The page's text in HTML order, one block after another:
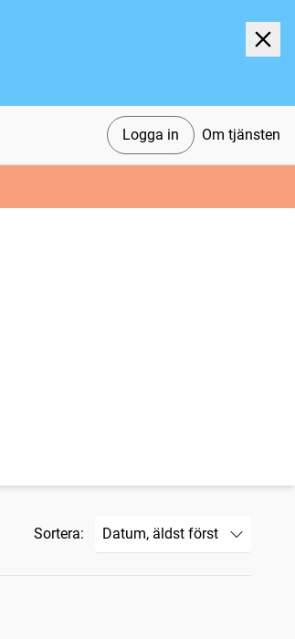
Logga in Om tjänsten
Sortera: